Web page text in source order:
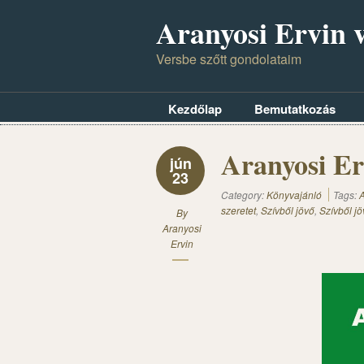
Aranyosi Ervin
Versbe szőtt gondolataim
Kezdőlap Bemutatkozás
jún
23
By
Aranyosi
Ervin
Aranyosi
Category:Könyvajánló Tags:
szeretet, Szívből jövő, Szívből